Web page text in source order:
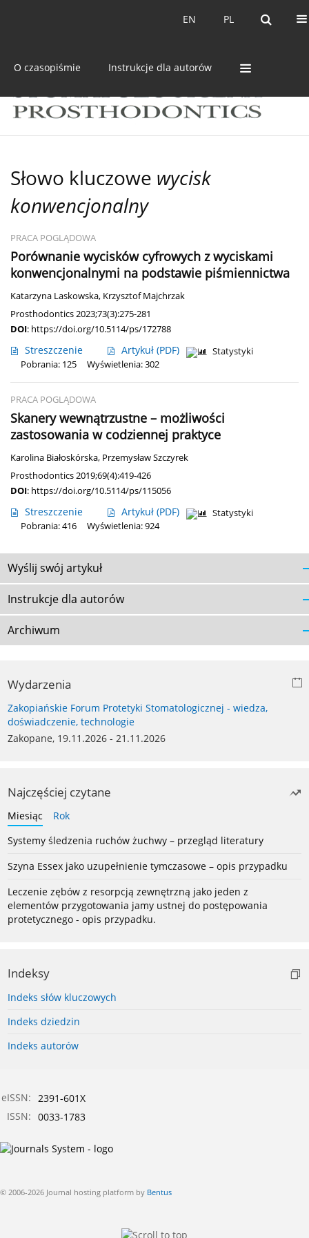
PL
EN PL
EN
O czasopiśmie Instrukcje dla autorów
Słowo kluczowe wycisk
konwencjonalny
PRACA POGLĄDOWA
Porównanie wycisków cyfrowych z wyciskami
konwencjonalnymi na podstawie piśmiennictwa
Katarzyna Laskowska, Krzysztof Majchrzak
Prosthodontics 2023;73(3):275-281
DOI: https://doi.org/10.5114/ps/172788
Streszczenie Artykuł (PDF)
Statystyki
Pobrania: 125
Wyświetlenia: 302
PRACA POGLĄDOWA
Skanery wewnątrzustne – możliwości
zastosowania w codziennej praktyce
Karolina Białoskórska, Przemysław Szczyrek
Prosthodontics 2019;69(4):419-426
DOI: https://doi.org/10.5114/ps/115056
Streszczenie Artykuł (PDF)
Statystyki
Pobrania: 416
Wyświetlenia: 924
Wyślij swój artykuł
Instrukcje dla autorów
Archiwum
Wydarzenia
Zakopiańskie Forum Protetyki Stomatologicznej - wiedza,
doświadczenie, technologie
Zakopane, 19.11.2026 - 21.11.2026
Najczęściej czytane
Miesiąc
Rok
Systemy śledzenia ruchów żuchwy – przegląd literatury
Szyna Essex jako uzupełnienie tymczasowe – opis przypadku
Leczenie zębów z resorpcją zewnętrzną jako jeden z
elementów przygotowania jamy ustnej do postępowania
protetycznego - opis przypadku.
Indeksy
Indeks słów kluczowych
Indeks dziedzin
Indeks autorów
eISSN: 2391-601X
ISSN: 0033-1783
© 2006-2026 Journal hosting platform by Bentus